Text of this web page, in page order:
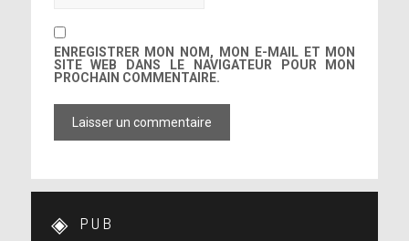
ENREGISTRER MON NOM, MON E-MAIL ET MON
SITE WEB DANS LE NAVIGATEUR POUR MON
PROCHAIN COMMENTAIRE.
PUB